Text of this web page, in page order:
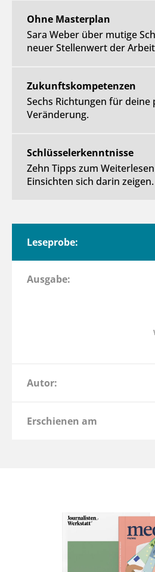
Ohne Masterplan
Sara Weber über mutige
neuer Stellenwert der
Zukunftskompetenzen
Sechs Richtungen für deine
Veränderung.
Schlüsselerkenntnisse
Zehn Tipps zum
Einsichten sich darin zeigen.
Leseprobe:
Ausgabe:
Autor:
Erschienen am